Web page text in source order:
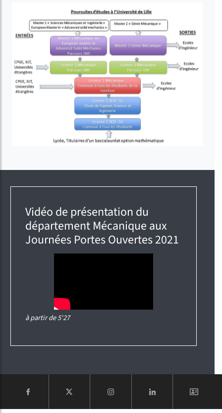
Vidéo de présentation du
département Mécanique aux
Journées Portes Ouvertes 2021
à partir de 5'27
COMPTE